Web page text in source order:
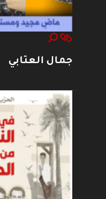
جمال العتابي